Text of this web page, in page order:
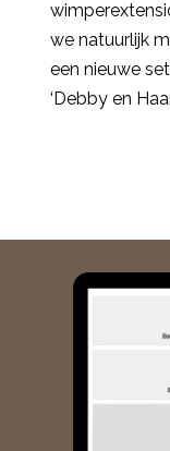
we natuurlijk
een nieuwe
‘Debby en